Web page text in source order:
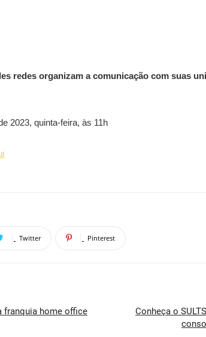
redes organizam a comunicação com suas
2023, quinta-feira, às 11h
Twitter Pinterest
franquia home office
Conheça o